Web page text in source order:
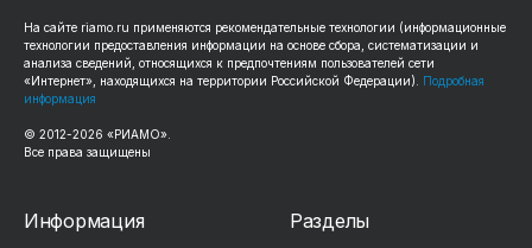
На сайте riamo.ru применяются рекомендательные технологии (информационные
технологии предоставления информации на основе сбора, систематизации и
анализа сведений, относящихся к предпочтениям пользователей сети
«Интернет», находящихся на территории Российской Федерации).
Подробная
информация
© 2012-2026 «РИАМО».
Все права защищены
Информация Разделы